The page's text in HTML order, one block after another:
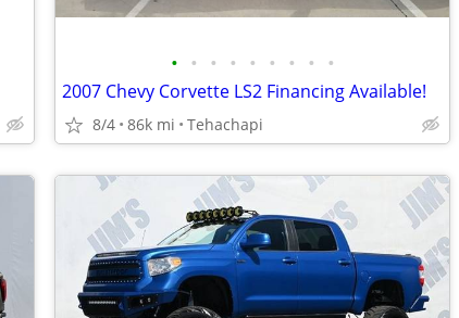
• • • • • • • • •
2007 Chevy Corvette LS2 Financing Available!
8/4 86k mi Tehachapi